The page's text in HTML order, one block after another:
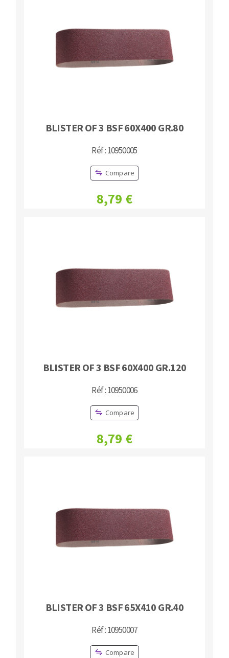
BLISTER OF 3 BSF 60X400 GR.80
Réf : 10950005
Compare
8,79 €
BLISTER OF 3 BSF 60X400 GR.120
Réf : 10950006
Compare
8,79 €
BLISTER OF 3 BSF 65X410 GR.40
Réf : 10950007
Compare